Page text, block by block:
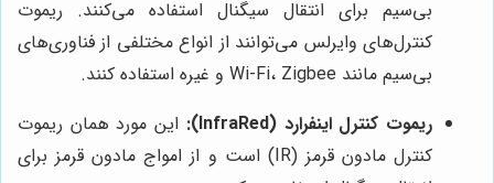
بی‌سیم برای انتقال سیگنال استفاده می‌کنند. ریموت
کنترل‌های وایرلس می‌توانند از انواع مختلفی از فناوری‌های
بی‌سیم مانند Wi-Fi، Zigbee و غیره استفاده کنند.
ریموت کنترل اینفرارد (InfraRed):
این مورد همان ریموت
کنترل مادون قرمز (IR) است و از امواج مادون قرمز برای